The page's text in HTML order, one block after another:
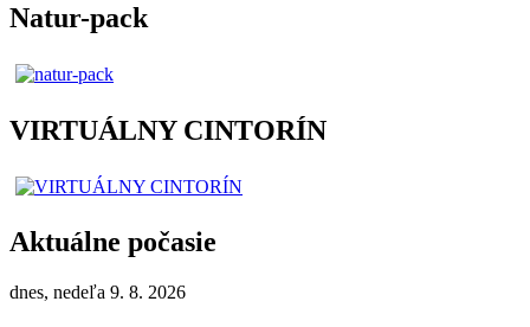
Natur-pack
VIRTUÁLNY CINTORÍN
Aktuálne počasie
dnes, nedeľa 9. 8. 2026